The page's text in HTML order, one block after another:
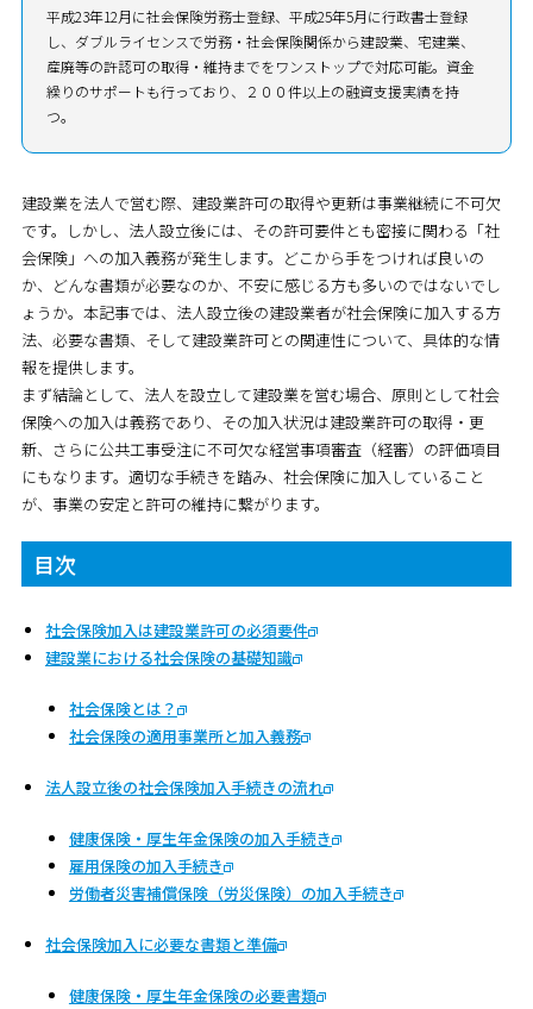
平成23年12月に社会保険労務士登録、平成25年5月に行政書士登録
し、ダブルライセンスで労務・社会保険関係から建設業、宅建業、
産廃等の許認可の取得・維持までをワンストップで対応可能。資金
繰りのサポートも行っており、２００件以上の融資支援実績を持
つ。
建設業を法人で営む際、建設業許可の取得や更新は事業継続に不可欠
です。しかし、法人設立後には、その許可要件とも密接に関わる「社
会保険」への加入義務が発生します。どこから手をつければ良いの
か、どんな書類が必要なのか、不安に感じる方も多いのではないでし
ょうか。本記事では、法人設立後の建設業者が社会保険に加入する方
法、必要な書類、そして建設業許可との関連性について、具体的な情
報を提供します。
まず結論として、 法人を設立して建設業を営む場合、原則として社会
保険への加入は義務であり、その加入状況は建設業許可の取得・更
新、さらに公共工事受注に不可欠な経営事項審査（経審）の評価項目
にもなります。 適切な手続きを踏み、社会保険に加入していること
が、事業の安定と許可の維持に繋がります。
目次
社会保険加入は建設業許可の必須要件
建設業における社会保険の基礎知識
社会保険とは？
社会保険の適用事業所と加入義務
法人設立後の社会保険加入手続きの流れ
健康保険・厚生年金保険の加入手続き
雇用保険の加入手続き
労働者災害補償保険（労災保険）の加入手続き
社会保険加入に必要な書類と準備
健康保険・厚生年金保険の必要書類